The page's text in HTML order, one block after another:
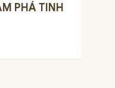
PHÁ TINH